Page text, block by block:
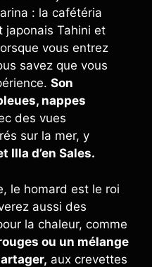
: la cafétéria
japonais Tahini et
vous entrez
savez que vous
Son
nappes
des vues
sur la mer, y
Illa d’en Sales.
le homard est le roi
aussi des
la chaleur, comme
ou un mélange
aux crevettes